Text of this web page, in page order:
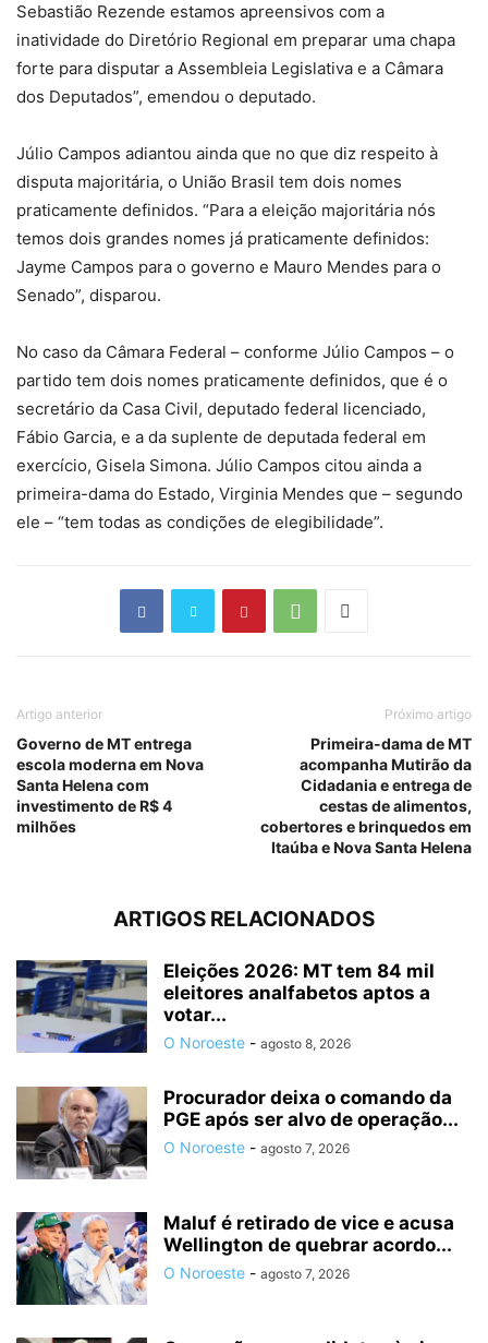
Sebastião Rezende estamos apreensivos com a
inatividade do Diretório Regional em preparar uma chapa
forte para disputar a Assembleia Legislativa e a Câmara
dos Deputados”, emendou o deputado.
Júlio Campos adiantou ainda que no que diz respeito à
disputa majoritária, o União Brasil tem dois nomes
praticamente definidos. “Para a eleição majoritária nós
temos dois grandes nomes já praticamente definidos:
Jayme Campos para o governo e Mauro Mendes para o
Senado”, disparou.
No caso da Câmara Federal – conforme Júlio Campos – o
partido tem dois nomes praticamente definidos, que é o
secretário da Casa Civil, deputado federal licenciado,
Fábio Garcia, e a da suplente de deputada federal em
exercício, Gisela Simona. Júlio Campos citou ainda a
primeira-dama do Estado, Virginia Mendes que – segundo
ele – “tem todas as condições de elegibilidade”.
Artigo anterior
Governo de MT entrega
escola moderna em Nova
Santa Helena com
investimento de R$ 4
milhões
Próximo artigo
Primeira-dama de MT
acompanha Mutirão da
Cidadania e entrega de
cestas de alimentos,
cobertores e brinquedos em
Itaúba e Nova Santa Helena
ARTIGOS RELACIONADOS
Eleições 2026: MT tem 84 mil
eleitores analfabetos aptos a
votar...
O Noroeste - agosto 8, 2026
Procurador deixa o comando da
PGE após ser alvo de operação...
O Noroeste - agosto 7, 2026
Maluf é retirado de vice e acusa
Wellington de quebrar acordo...
O Noroeste - agosto 7, 2026